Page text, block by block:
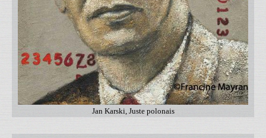
Jan Karski, Juste polonais